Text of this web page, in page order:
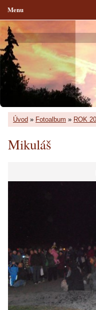
Úvod » Fotoalbum » ROK
Mikuláš
Menu